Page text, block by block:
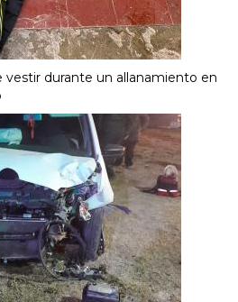
vestir durante un allanamiento en